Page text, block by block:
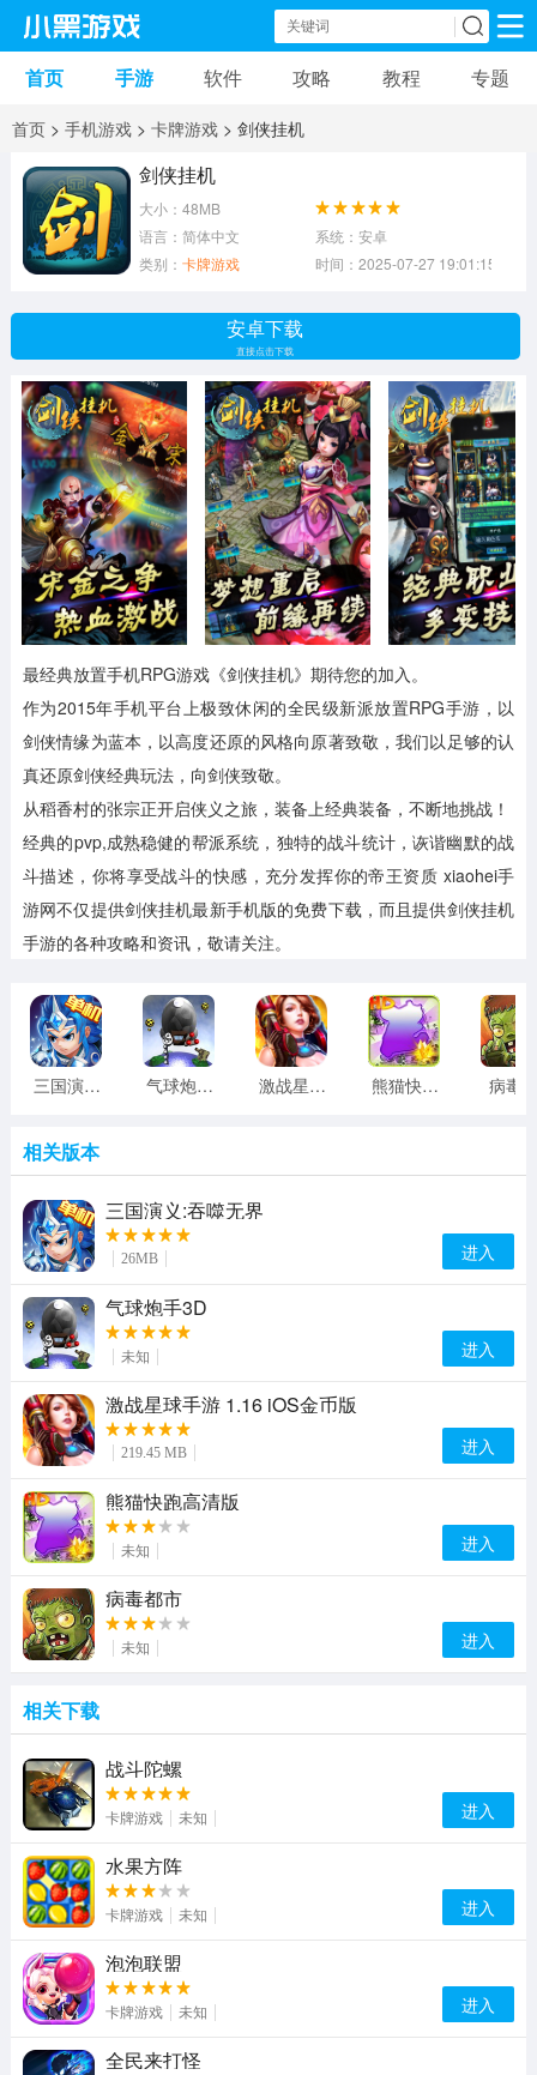
手机游戏 手机软件
安卓游戏
益智游戏 音乐游戏 传奇游戏
模拟游戏
策略游戏 文字游戏 角色扮演
首页 手游 软件 攻略 教程 专题
首页 > 手机游戏 > 卡牌游戏 > 剑侠挂机
剑侠挂机
大小：48MB
语言：简体中文
系统：安卓
类别： 卡牌游戏 时间：2025-07-27 19:01:15
安卓下载
直接点击下载
最经典放置手机RPG游戏《剑侠挂机》期待您的加入。
作为2015年手机平台上极致休闲的全民级新派放置RPG手游，以
剑侠情缘为蓝本，以高度还原的风格向原著致敬，我们以足够的认
真还原剑侠经典玩法，向剑侠致敬。
从稻香村的张宗正开启侠义之旅，装备上经典装备，不断地挑战！
经典的pvp,成熟稳健的帮派系统，独特的战斗统计，诙谐幽默的战
斗描述，你将享受战斗的快感，充分发挥你的帝王资质 xiaohei手
游网不仅提供剑侠挂机最新手机版的免费下载，而且提供剑侠挂机
手游的各种攻略和资讯，敬请关注。
三国演义:吞噬无界 气球炮手3D 激战星球手游 1.16 iOS金币版 熊猫快跑高清版 病毒
相关版本
三国演义:吞噬无界
26MB 进入
气球炮手3D
未知 进入
激战星球手游 1.16 iOS金币版
219.45 MB 进入
熊猫快跑高清版
未知 进入
病毒都市
未知 进入
相关下载
战斗陀螺
卡牌游戏 未知 进入
水果方阵
卡牌游戏 未知 进入
泡泡联盟
卡牌游戏 未知 进入
全民来打怪